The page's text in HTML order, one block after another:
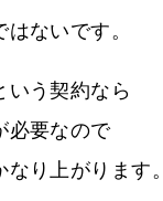
ないです。
う契約なら
必要なので
り上がります。